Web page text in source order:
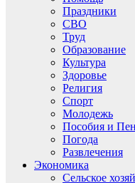
Праздники
СВО
Труд
Образование
Культура
Здоровье
Религия
Спорт
Молодежь
Пособия и
Погода
Развлечения
Экономика
Сельское